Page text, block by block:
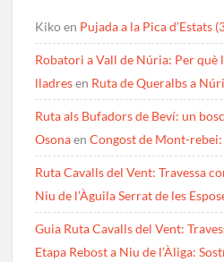
Kikoen Pujada a la Pica d’Estats
Robatori a Vall de Núria: Per què
lladresen Ruta de Queralbs a
Ruta als Bufadors de Beví: un
OsonaenCongost de Mont-
Ruta Cavalls del Vent: Travessa
Niu de l’Àguila Serrat de les
Guia Ruta Cavalls del Vent:
Etapa Rebost a Niu de l’Àliga: